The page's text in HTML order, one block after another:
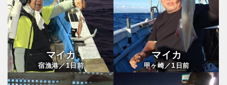
マイカ
宿漁港／1日前
マイカ
甲ヶ崎／1 日前